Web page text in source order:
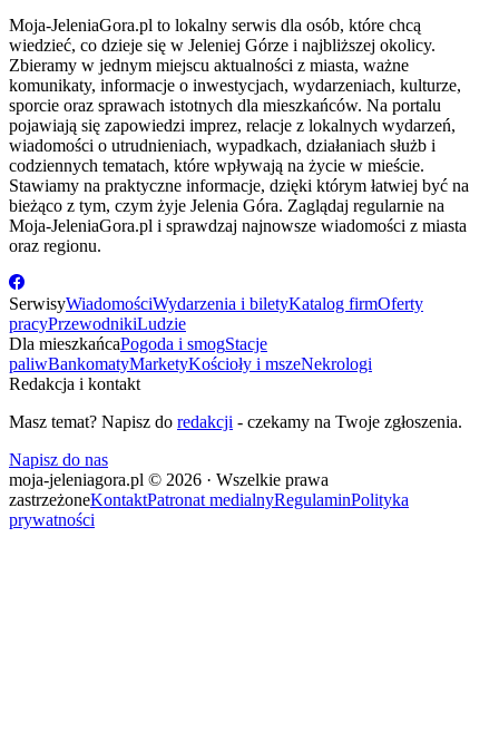
Moja-JeleniaGora.pl to lokalny serwis dla osób, które chcą
wiedzieć, co dzieje się w Jeleniej Górze i najbliższej okolicy.
Zbieramy w jednym miejscu aktualności z miasta, ważne
komunikaty, informacje o inwestycjach, wydarzeniach, kulturze,
sporcie oraz sprawach istotnych dla mieszkańców. Na portalu
pojawiają się zapowiedzi imprez, relacje z lokalnych wydarzeń,
wiadomości o utrudnieniach, wypadkach, działaniach służb i
codziennych tematach, które wpływają na życie w mieście.
Stawiamy na praktyczne informacje, dzięki którym łatwiej być na
bieżąco z tym, czym żyje Jelenia Góra. Zaglądaj regularnie na
Moja-JeleniaGora.pl i sprawdzaj najnowsze wiadomości z miasta
oraz regionu.
SerwisyWiadomościWydarzenia i biletyKatalog firmOferty
pracyPrzewodnikiLudzie
Dla mieszkańcaPogoda i smogStacje
paliwBankomatyMarketyKościoły i mszeNekrologi
Redakcja i kontakt
Masz temat? Napisz do redakcji - czekamy na Twoje zgłoszenia.
Napisz do nas
moja-jeleniagora.pl © 2026 · Wszelkie prawa
zastrzeżoneKontaktPatronat medialnyRegulaminPolityka
prywatności